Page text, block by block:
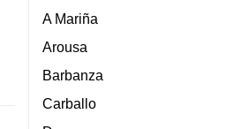
A Mariña
Arousa
Barbanza
Carballo